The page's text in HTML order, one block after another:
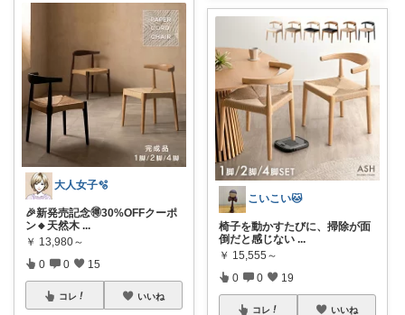
大人女子🫧
🎉新発売記念🉐30%OFFクーポ
ン🔸天然木 ...
￥ 13,980～
0 0 15
コレ いいね
こいこい🐱
椅子を動かすたびに、掃除が面
倒だと感じない ...
￥ 15,555～
0 0 19
コレ いいね